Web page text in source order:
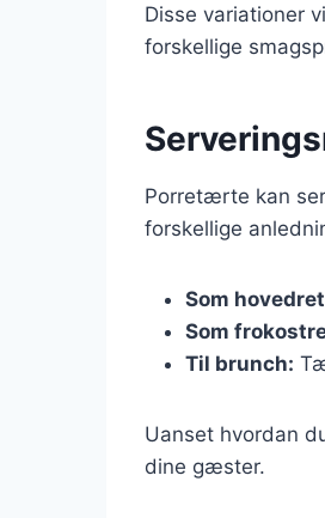
Disse variationer
forskellige
Porretærte kan
forskellige
Som
Som
Til brunch:
Uanset hvordan
dine gæster.